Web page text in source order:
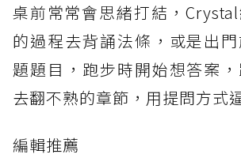
桌前常常會思緒打結，
的過程去背誦法條，或是出
題題目，跑步時開始想答案
去翻不熟的章節，用提問方式
編輯推薦